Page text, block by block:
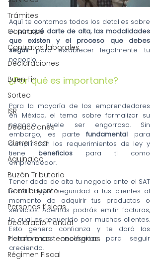
Trámites
Contratos
Contratos laborales
Declaraciones
Buen Fin
Sorteo
ISR
Deducciones
Cierre fiscal
Aguinaldo
Buzón Tributario
Contribuyente
Personas físicas
Declaración anual
Plataformas tecnológicas
Régimen Fiscal
Aquí te contamos todos los detalles sobre
el por qué darte de alta, las modalidades
que existen y el proceso que debes
seguir para establecer legalmente tu
negocio.
¿Por qué es importante?
Para la mayoría de los emprendedores
en México, el tema sobre formalizar su
negocio suele ser engorroso. Sin
embargo, es parte fundamental para
cumplir con los requerimientos de ley y
tiene beneficios para ti como
emprendedor.
Tener dado de alta tu negocio ante el SAT
le da mayor seguridad a tus clientes al
momento de adquirir tus productos o
servicios. Además podrás emitir facturas,
lo cual es requerido por muchos clientes.
Esto genera confianza y te dará las
herramientas necesarias para seguir
creciendo.